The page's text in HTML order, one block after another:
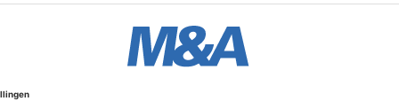
CEO van zijn bankiers? Hoe vindt hij dat corporate
zijn succesvolle buy & build strategieën? Wat is